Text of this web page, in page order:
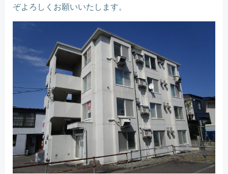
ぞよろしくお願いいたします。